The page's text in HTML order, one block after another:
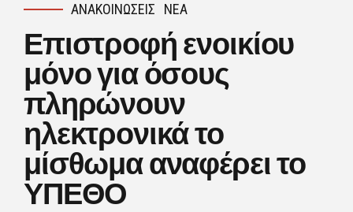
ΑΝΑΚΟΙΝΏΣΕΙΣ ΝΈΑ
Επιστροφή ενοικίου
μόνο για όσους
πληρώνουν
ηλεκτρονικά το
μίσθωμα αναφέρει το
ΥΠΕΘΟ